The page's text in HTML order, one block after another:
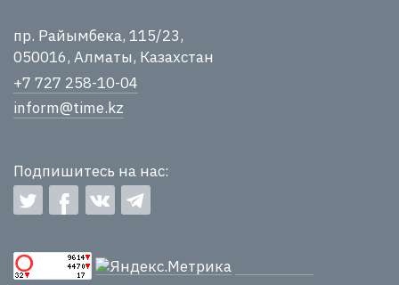
пр. Райымбека, 115/23,
050016, Алматы, Казахстан
+7 727 258-10-04
inform@time.kz
Подпишитесь на нас: